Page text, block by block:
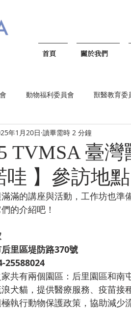
首頁 關於我們
動物福利委員會 獸醫教育委
贊助廠商 最新活動
TVMSA 臺
哇 】參訪地點
年1月20日 讀畢需時 2 分鐘
滿的講座與活動，工作坊也準
的介紹吧！
里區堤防路370號
25588024
共有兩個園區：后里園區和
犬貓，提供醫療服務、疫苗接
執行動物保護政策，協助減